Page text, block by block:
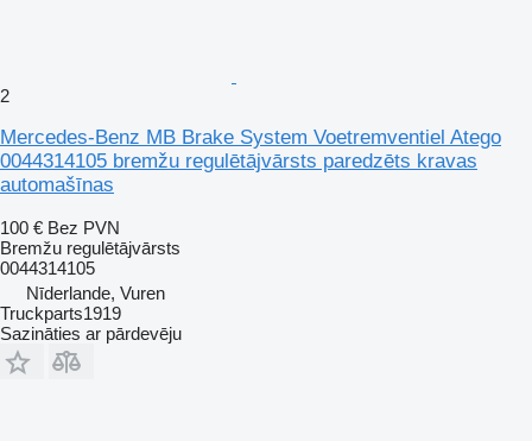
2
Mercedes-Benz MB Brake System Voetremventiel Atego
0044314105 bremžu regulētājvārsts paredzēts kravas
automašīnas
100 € Bez PVN
Bremžu regulētājvārsts
0044314105
Nīderlande, Vuren
Truckparts1919
Sazināties ar pārdevēju